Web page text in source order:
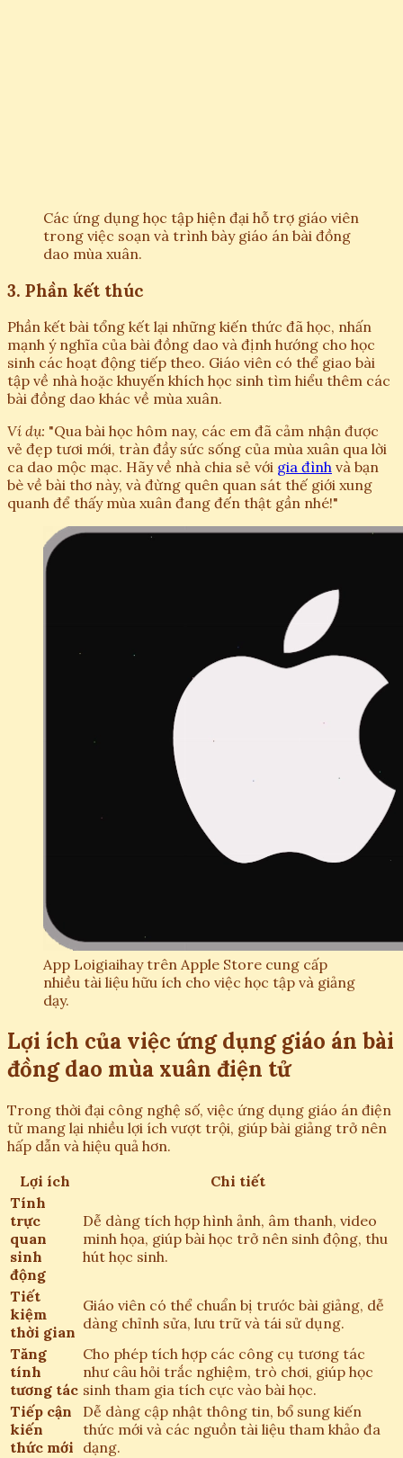
Các ứng dụng học tập hiện đại hỗ trợ giáo viên
trong việc soạn và trình bày giáo án bài đồng
dao mùa xuân.
3. Phần kết thúc
Phần kết bài tổng kết lại những kiến thức đã học, nhấn
mạnh ý nghĩa của bài đồng dao và định hướng cho học
sinh các hoạt động tiếp theo. Giáo viên có thể giao bài
tập về nhà hoặc khuyến khích học sinh tìm hiểu thêm các
bài đồng dao khác về mùa xuân.
Ví dụ: "Qua bài học hôm nay, các em đã cảm nhận được
vẻ đẹp tươi mới, tràn đầy sức sống của mùa xuân qua lời
ca dao mộc mạc. Hãy về nhà chia sẻ với gia đình và bạn
bè về bài thơ này, và đừng quên quan sát thế giới xung
quanh để thấy mùa xuân đang đến thật gần nhé!"
App Loigiaihay trên Apple Store cung cấp
nhiều tài liệu hữu ích cho việc học tập và giảng
dạy.
Lợi ích của việc ứng dụng giáo án bài
đồng dao mùa xuân điện tử
Trong thời đại công nghệ số, việc ứng dụng giáo án điện
tử mang lại nhiều lợi ích vượt trội, giúp bài giảng trở nên
hấp dẫn và hiệu quả hơn.
Lợi ích
Chi tiết
Tính
trực
quan
sinh
động
Dễ dàng tích hợp hình ảnh, âm thanh, video
minh họa, giúp bài học trở nên sinh động, thu
hút học sinh.
Tiết
kiệm
thời gian
Giáo viên có thể chuẩn bị trước bài giảng, dễ
dàng chỉnh sửa, lưu trữ và tái sử dụng.
Tăng
tính
tương tác
Cho phép tích hợp các công cụ tương tác
như câu hỏi trắc nghiệm, trò chơi, giúp học
sinh tham gia tích cực vào bài học.
Tiếp cận
kiến
thức mới
Dễ dàng cập nhật thông tin, bổ sung kiến
thức mới và các nguồn tài liệu tham khảo đa
dạng.